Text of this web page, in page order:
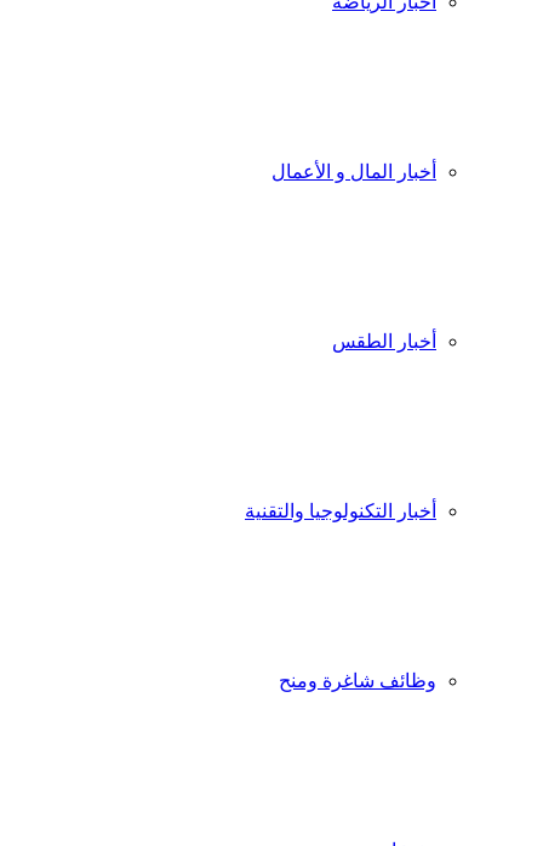
أخبار المال و الأعمال
أخبار الطقس
أخبار التكنولوجيا والتقنية
وظائف شاغرة ومنح